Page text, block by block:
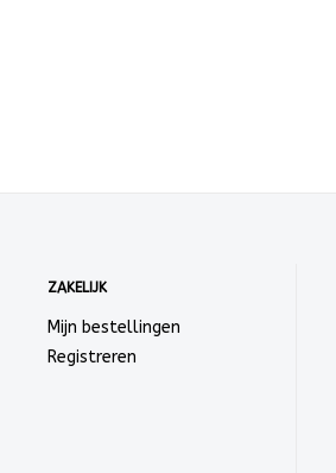
ZAKELIJK
Mijn bestellingen
Registreren